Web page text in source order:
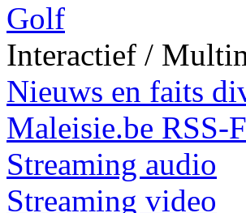
Golf
Interactief /
Nieuws en faits
Maleisie.be RSS-
Streaming audio
Streaming video